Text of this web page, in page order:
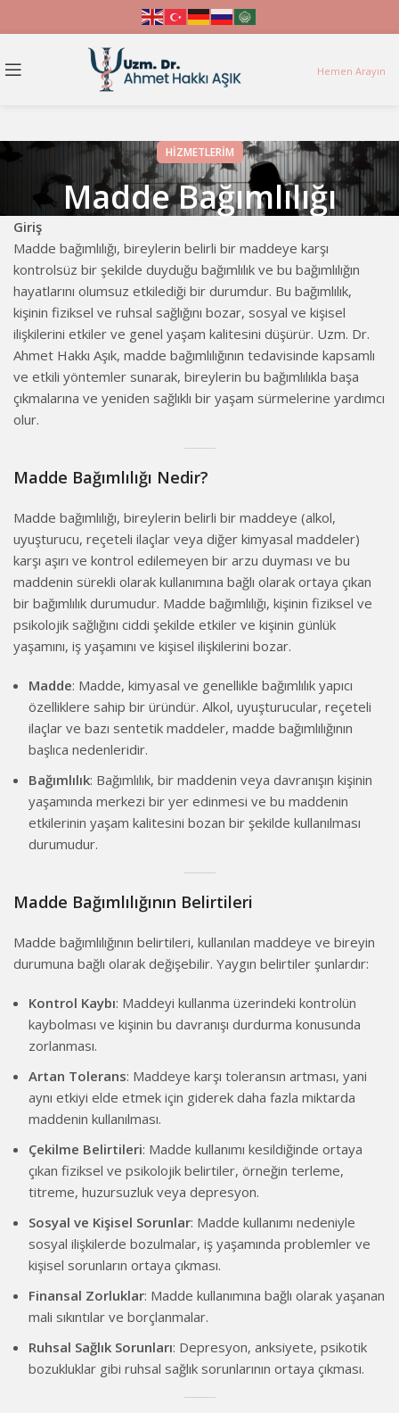
Hemen Arayın
HIZMETLERIM
Madde Bağımlılığı
Giriş
Madde bağımlılığı, bireylerin belirli bir maddeye karşı
kontrolsüz bir şekilde duyduğu bağımlılık ve bu bağımlılığın
hayatlarını olumsuz etkilediği bir durumdur. Bu bağımlılık,
kişinin fiziksel ve ruhsal sağlığını bozar, sosyal ve kişisel
ilişkilerini etkiler ve genel yaşam kalitesini düşürür. Uzm. Dr.
Ahmet Hakkı Aşık, madde bağımlılığının tedavisinde kapsamlı
ve etkili yöntemler sunarak, bireylerin bu bağımlılıkla başa
çıkmalarına ve yeniden sağlıklı bir yaşam sürmelerine yardımcı
olur.
Madde Bağımlılığı Nedir?
Madde bağımlılığı, bireylerin belirli bir maddeye (alkol,
uyuşturucu, reçeteli ilaçlar veya diğer kimyasal maddeler)
karşı aşırı ve kontrol edilemeyen bir arzu duyması ve bu
maddenin sürekli olarak kullanımına bağlı olarak ortaya çıkan
bir bağımlılık durumudur. Madde bağımlılığı, kişinin fiziksel ve
psikolojik sağlığını ciddi şekilde etkiler ve kişinin günlük
yaşamını, iş yaşamını ve kişisel ilişkilerini bozar.
Madde: Madde, kimyasal ve genellikle bağımlılık yapıcı
özelliklere sahip bir üründür. Alkol, uyuşturucular, reçeteli
ilaçlar ve bazı sentetik maddeler, madde bağımlılığının
başlıca nedenleridir.
Bağımlılık: Bağımlılık, bir maddenin veya davranışın kişinin
yaşamında merkezi bir yer edinmesi ve bu maddenin
etkilerinin yaşam kalitesini bozan bir şekilde kullanılması
durumudur.
Madde Bağımlılığının Belirtileri
Madde bağımlılığının belirtileri, kullanılan maddeye ve bireyin
durumuna bağlı olarak değişebilir. Yaygın belirtiler şunlardır:
Kontrol Kaybı: Maddeyi kullanma üzerindeki kontrolün
kaybolması ve kişinin bu davranışı durdurma konusunda
zorlanması.
Artan Tolerans: Maddeye karşı toleransın artması, yani
aynı etkiyi elde etmek için giderek daha fazla miktarda
maddenin kullanılması.
Çekilme Belirtileri: Madde kullanımı kesildiğinde ortaya
çıkan fiziksel ve psikolojik belirtiler, örneğin terleme,
titreme, huzursuzluk veya depresyon.
Sosyal ve Kişisel Sorunlar: Madde kullanımı nedeniyle
sosyal ilişkilerde bozulmalar, iş yaşamında problemler ve
kişisel sorunların ortaya çıkması.
Finansal Zorluklar: Madde kullanımına bağlı olarak yaşanan
mali sıkıntılar ve borçlanmalar.
Ruhsal Sağlık Sorunları: Depresyon, anksiyete, psikotik
bozukluklar gibi ruhsal sağlık sorunlarının ortaya çıkması.